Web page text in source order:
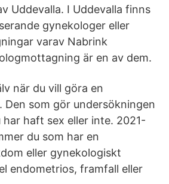
Uddevalla. I Uddevalla finns
gynekologer eller
varav Nabrink
är en av dem.
när du vill göra en
Den som gör undersökningen
har haft sex eller inte. 2021-
du som har en
eller gynekologiskt
endometrios, framfall eller